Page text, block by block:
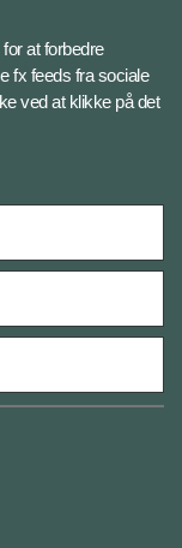
at forbedre
fx feeds fra sociale
ved at klikke på det